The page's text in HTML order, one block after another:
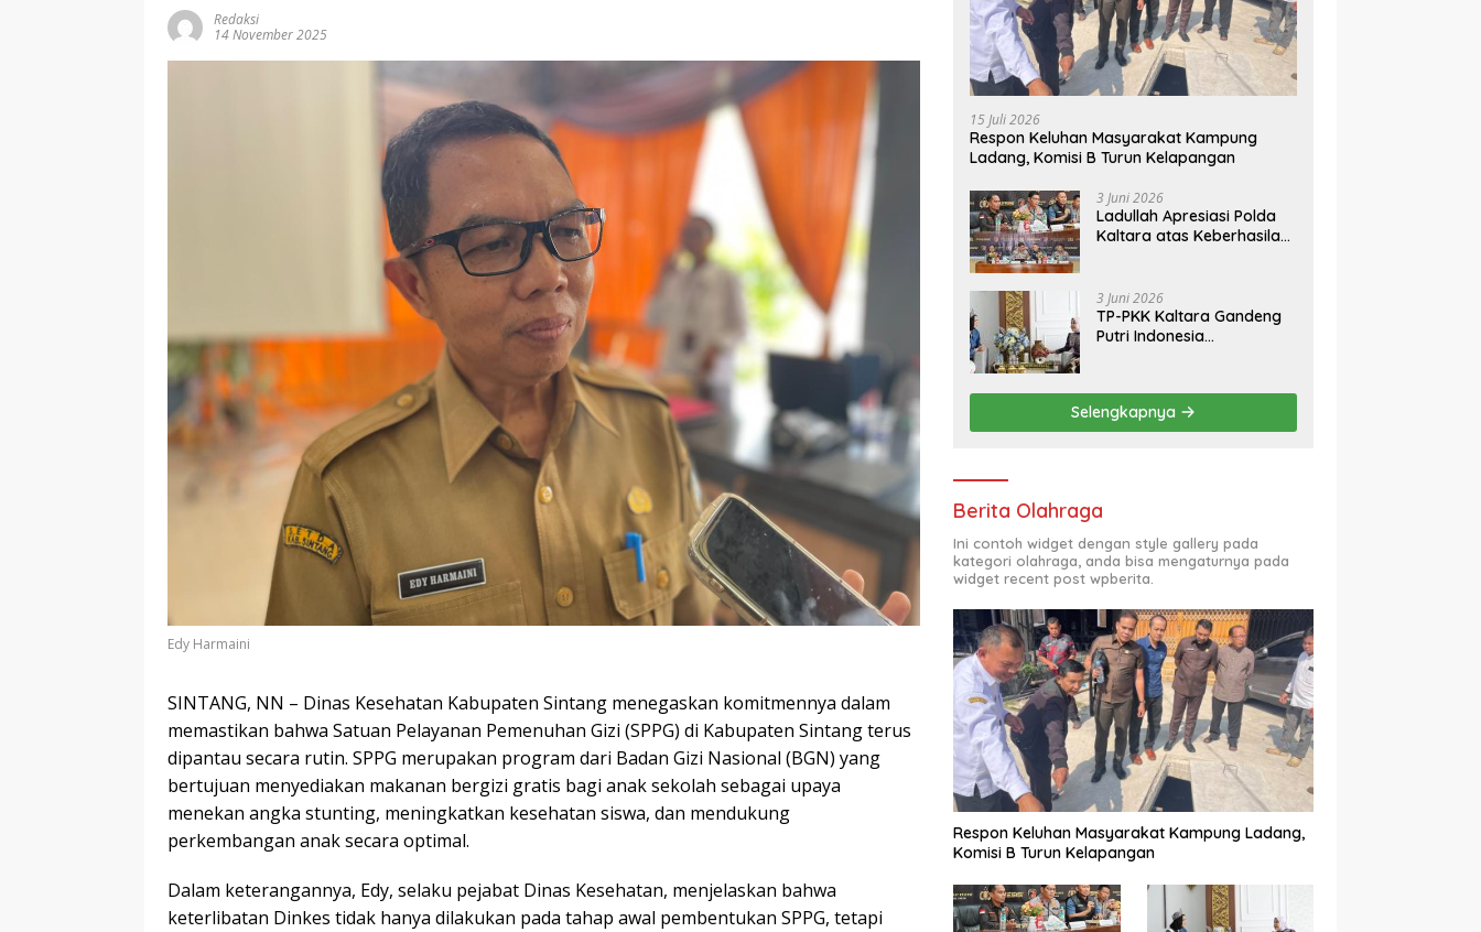
Redaksi
14 November 2025
Edy Harmaini
SINTANG, NN – Dinas Kesehatan Kabupaten Sintang menegaskan komitmennya dalam
memastikan bahwa Satuan Pelayanan Pemenuhan Gizi (SPPG) di Kabupaten Sintang terus
dipantau secara rutin. SPPG merupakan program dari Badan Gizi Nasional (BGN) yang
bertujuan menyediakan makanan bergizi gratis bagi anak sekolah sebagai upaya
menekan angka stunting, meningkatkan kesehatan siswa, dan mendukung
perkembangan anak secara optimal.
Dalam keterangannya, Edy, selaku pejabat Dinas Kesehatan, menjelaskan bahwa
keterlibatan Dinkes tidak hanya dilakukan pada tahap awal pembentukan SPPG, tetapi
15 Juli 2026
Respon Keluhan Masyarakat Kampung
Ladang, Komisi B Turun Kelapangan
3 Juni 2026
Ladullah Apresiasi Polda
Kaltara atas Keberhasilan
3 Juni 2026
TP-PKK Kaltara Gandeng
Putri Indonesia
Kancah Dunia
Selengkapnya
Berita Olahraga
Ini contoh widget dengan style gallery pada
kategori olahraga, anda bisa mengaturnya pada
widget recent post wpberita.
Respon Keluhan Masyarakat Kampung Ladang,
Komisi B Turun Kelapangan